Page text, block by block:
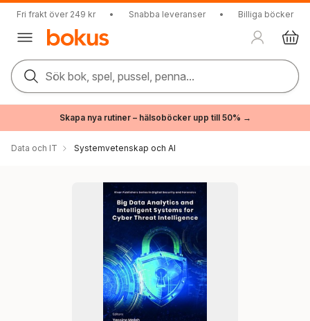
Fri frakt över 249 kr • Snabba leveranser • Billiga böcker
Sök bok, spel, pussel, penna...
Skapa nya rutiner – hälsoböcker upp till 50% →
Data och IT Systemvetenskap och AI